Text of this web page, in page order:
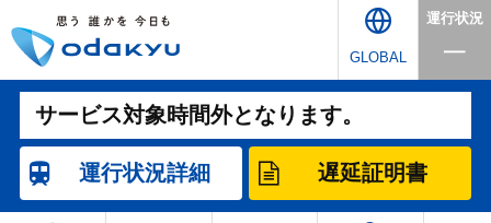
GLOBAL
運行状況
サービス対象時間外となります。
運行状況詳細 遅延証明書